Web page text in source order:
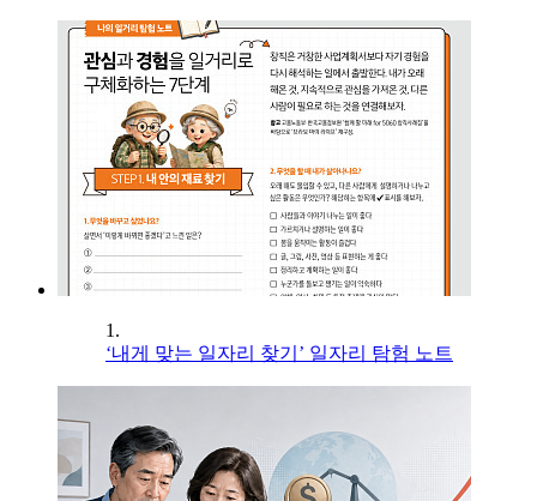
1.
‘내게 맞는 일자리 찾기’ 일자리 탐험 노트